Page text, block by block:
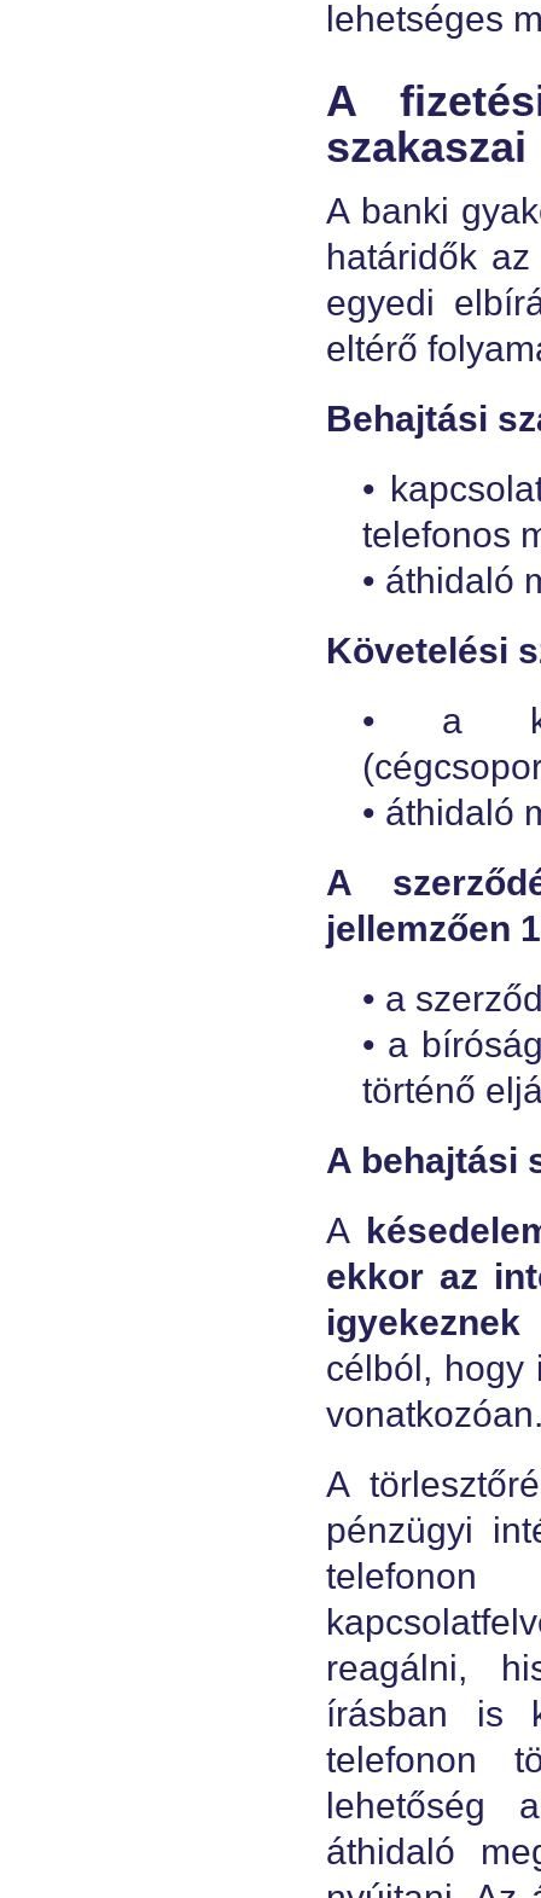
lehetséges
A
szakaszai
A banki
határidők
egyedi
eltérő
Behajtási
•
telefonos
• áthidaló
Követelési
• a
• áthidaló
A
jellemzően
• a
• a
történő
A behajtási
A
ekkor az
célból, hogy
A
pénzügyi
reagálni,
írásban is
telefonon
lehetőség
áthidaló